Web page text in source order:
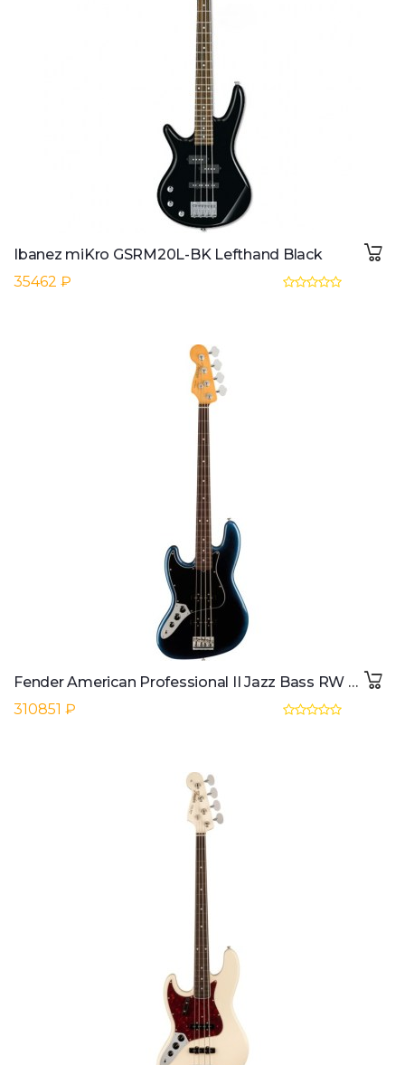
Ibanez miKro GSRM20L-BK Lefthand Black
35462 ₽
Fender American Professional II Jazz Bass RW LH (Dark Night)
310851 ₽